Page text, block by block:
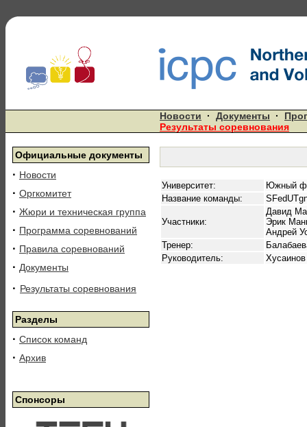
Новости · Документы ·
Результаты соревнования
Официальные документы
· Новости
· Оргкомитет
· Жюри и техническая группа
· Программа соревнований
· Правила соревнований
· Документы
· Результаты соревнования
Разделы
· Список команд
· Архив
Спонсоры
Университет:
Южный
Название команды:
Участники:
Давид
Эрик
Андрей
Тренер:
Руководитель: